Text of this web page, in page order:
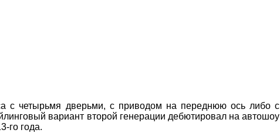
с четырьмя дверьми, с приводом на переднюю ось либо с
вариант второй генерации дебютировал на автошоу
го года.